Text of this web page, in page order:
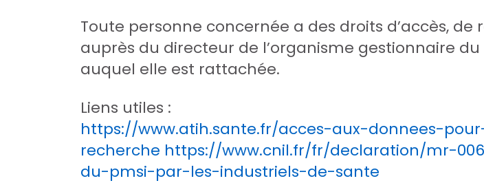
Toute personne concernée a des droits d’accès,
auprès du directeur de l’organisme gestionnaire
auquel elle est rattachée.
Liens utiles :
https://www.atih.sante.fr/acces-aux-donnees-
recherche https://www.cnil.fr/fr/declaration/mr-
du-pmsi-par-les-industriels-de-sante